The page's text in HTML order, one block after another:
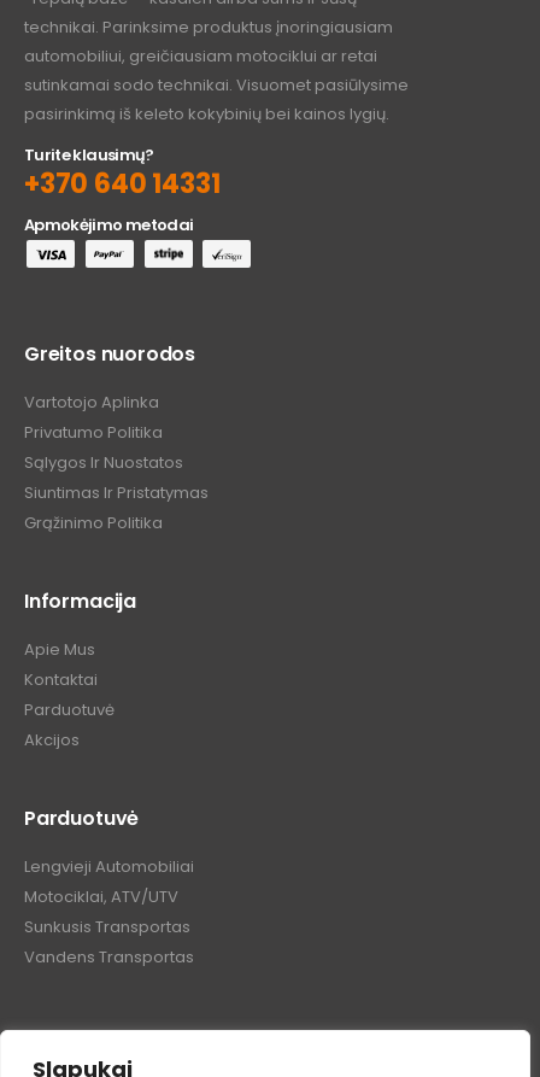
Slapukai
technikai. Parinksime produktus įnoringiausiam
automobiliui, greičiausiam motociklui ar retai
sutinkamai sodo technikai. Visuomet pasiūlysime
pasirinkimą iš keleto kokybinių bei kainos lygių.
Turite klausimų?
+370 640 14331
Apmokėjimo metodai
Greitos nuorodos
Vartotojo Aplinka
Privatumo Politika
Sąlygos Ir Nuostatos
Siuntimas Ir Pristatymas
Grąžinimo Politika
Informacija
Apie Mus
Kontaktai
Parduotuvė
Akcijos
Parduotuvė
Lengvieji Automobiliai
Motociklai, ATV/UTV
Sunkusis Transportas
Vandens Transportas